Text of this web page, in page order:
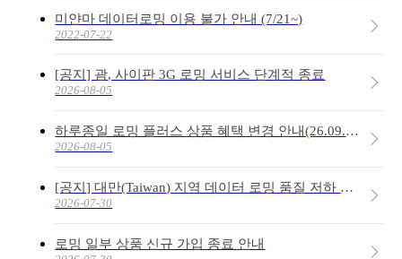
미얀마 데이터로밍 이용 불가 안내 (7/21~)
2022-07-22
[공지] 괌, 사이판 3G 로밍 서비스 단계적 종료
2026-08-05
하루종일 로밍 플러스 상품 혜택 변경 안내(26.09.01~)
2026-08-05
[공지] 대만(Taiwan) 지역 데이터 로밍 품질 저하 안내
2026-07-30
로밍 일부 상품 신규 가입 종료 안내